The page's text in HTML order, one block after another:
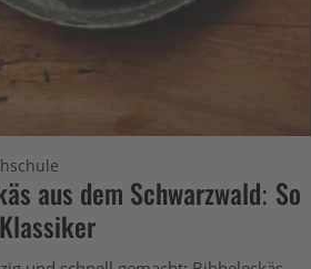
aus dem Schwarzwald: So